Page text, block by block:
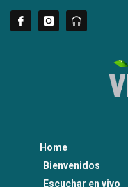
Home
Bienvenidos
Escuchar en vivo